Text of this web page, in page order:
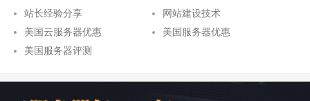
站长经验分享
网站建设技术
美国云服务器优惠
美国服务器优惠
美国服务器评测